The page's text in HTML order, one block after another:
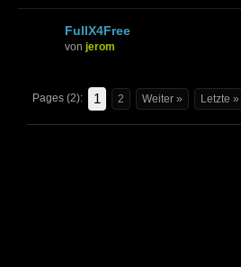
FullX4Free
von jerom
Pages (2): 1 2 Weiter » Letzte »